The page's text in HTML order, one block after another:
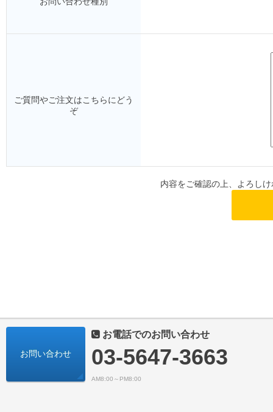
ご質問やご注文はこちらにどう
ぞ
内容をご確認の上、よろし
お問い合わせ
お電話でのお問い合わせ
03-5647-3663
AM8:00～PM8:00